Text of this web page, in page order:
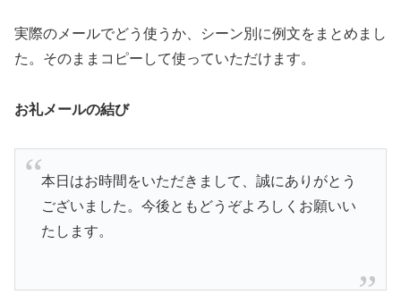
実際のメールでどう使うか、シーン別に例文をまとめまし
た。そのままコピーして使っていただけます。
お礼メールの結び
本日はお時間をいただきまして、誠にありがとう
ございました。今後ともどうぞよろしくお願いい
たします。